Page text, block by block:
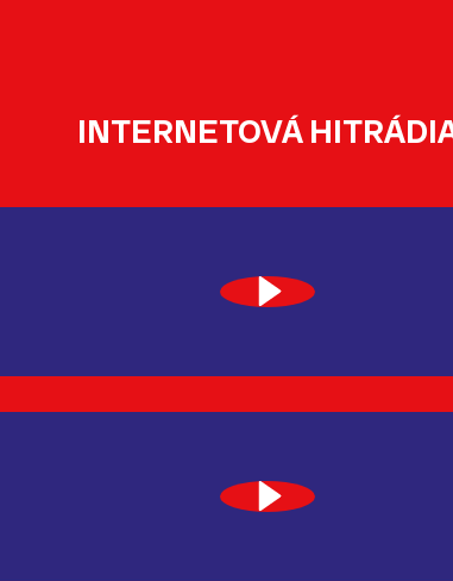
INTERNETOVÁ